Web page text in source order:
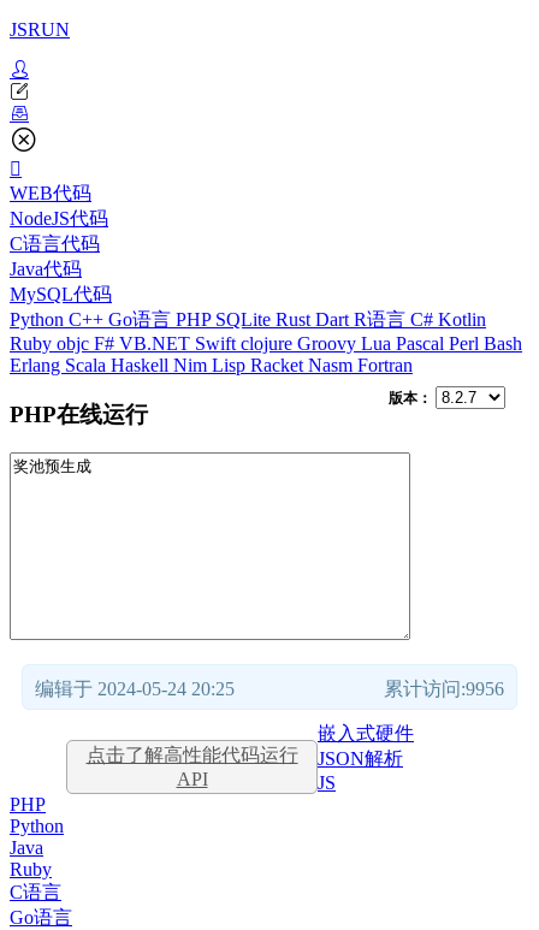
JSRUN
WEB代码
NodeJS代码
C语言代码
Java代码
MySQL代码
Python C++ Go语言 PHP SQLite Rust Dart R语言 C# Kotlin
Ruby objc F# VB.NET Swift clojure Groovy Lua Pascal Perl Bash
Erlang Scala Haskell Nim Lisp Racket Nasm Fortran
PHP在线运行
版本：
编辑于 2024-05-24 20:25 累计访问:9956
点击了解高性能代码运行
API
嵌入式硬件
JSON解析
JS
PHP
Python
Java
Ruby
C语言
Go语言